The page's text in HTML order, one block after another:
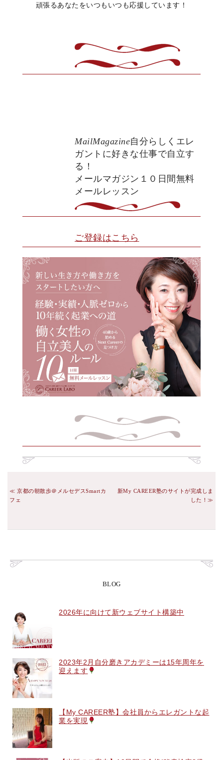
頑張るあなたをいつもいつも応援しています！
MailMagazine自分らしくエレ
ガントに好きな仕事で自立す
る！
メールマガジン１０日間無料
メールレッスン
ご登録はこちら
京都の朝散歩＠メルセデスSmartカ
フェ
新My CAREER塾のサイトが完成しま
した！
BLOG
2026年に向けて新ウェブサイト構築中
2023年2月自分磨きアカデミーは15年周年を
迎えます
【My CAREER塾】会社員からエレガントな起
業を実現